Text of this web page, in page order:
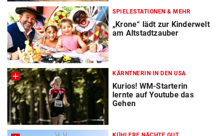
SPIELESTATIONEN & MEHR
„Krone“ lädt zur Kinderwelt
am Altstadtzauber
KÄRNTNERIN IN DEN USA
Kurios! WM-Starterin
lernte auf Youtube das
Gehen